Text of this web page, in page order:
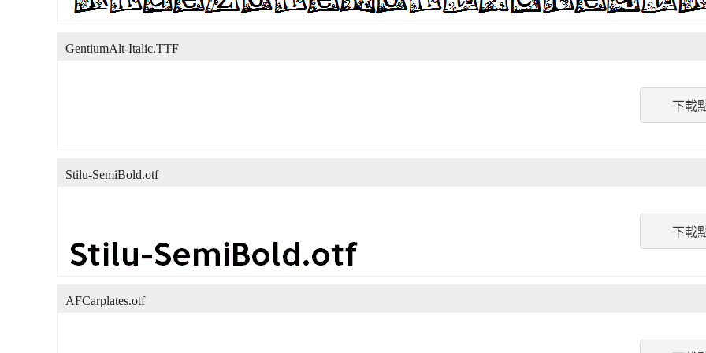
下載
GentiumAlt-Italic.TTF
下載
Stilu-SemiBold.otf
AFCarplates.otf